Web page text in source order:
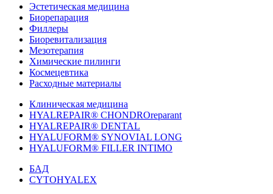
Эстетическая медицина
Биорепарация
Филлеры
Биоревитализация
Мезотерапия
Химические пилинги
Космецевтика
Расходные материалы
Клиническая медицина
HYALREPAIR® CHONDROreparant
HYALREPAIR® DENTAL
HYALUFORM® SYNOVIAL LONG
HYALUFORM® FILLER INTIMO
БАД
CYTOHYALEX